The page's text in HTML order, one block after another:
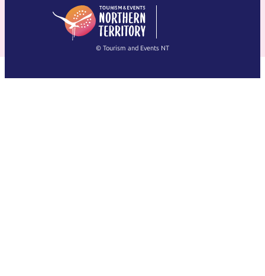
English
(Singapore)
Français
繁體中文
© Tourism and Events NT